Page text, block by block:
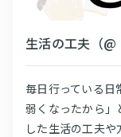
生活の工夫（@
毎日行っている
弱くなったから」
した生活の工夫や